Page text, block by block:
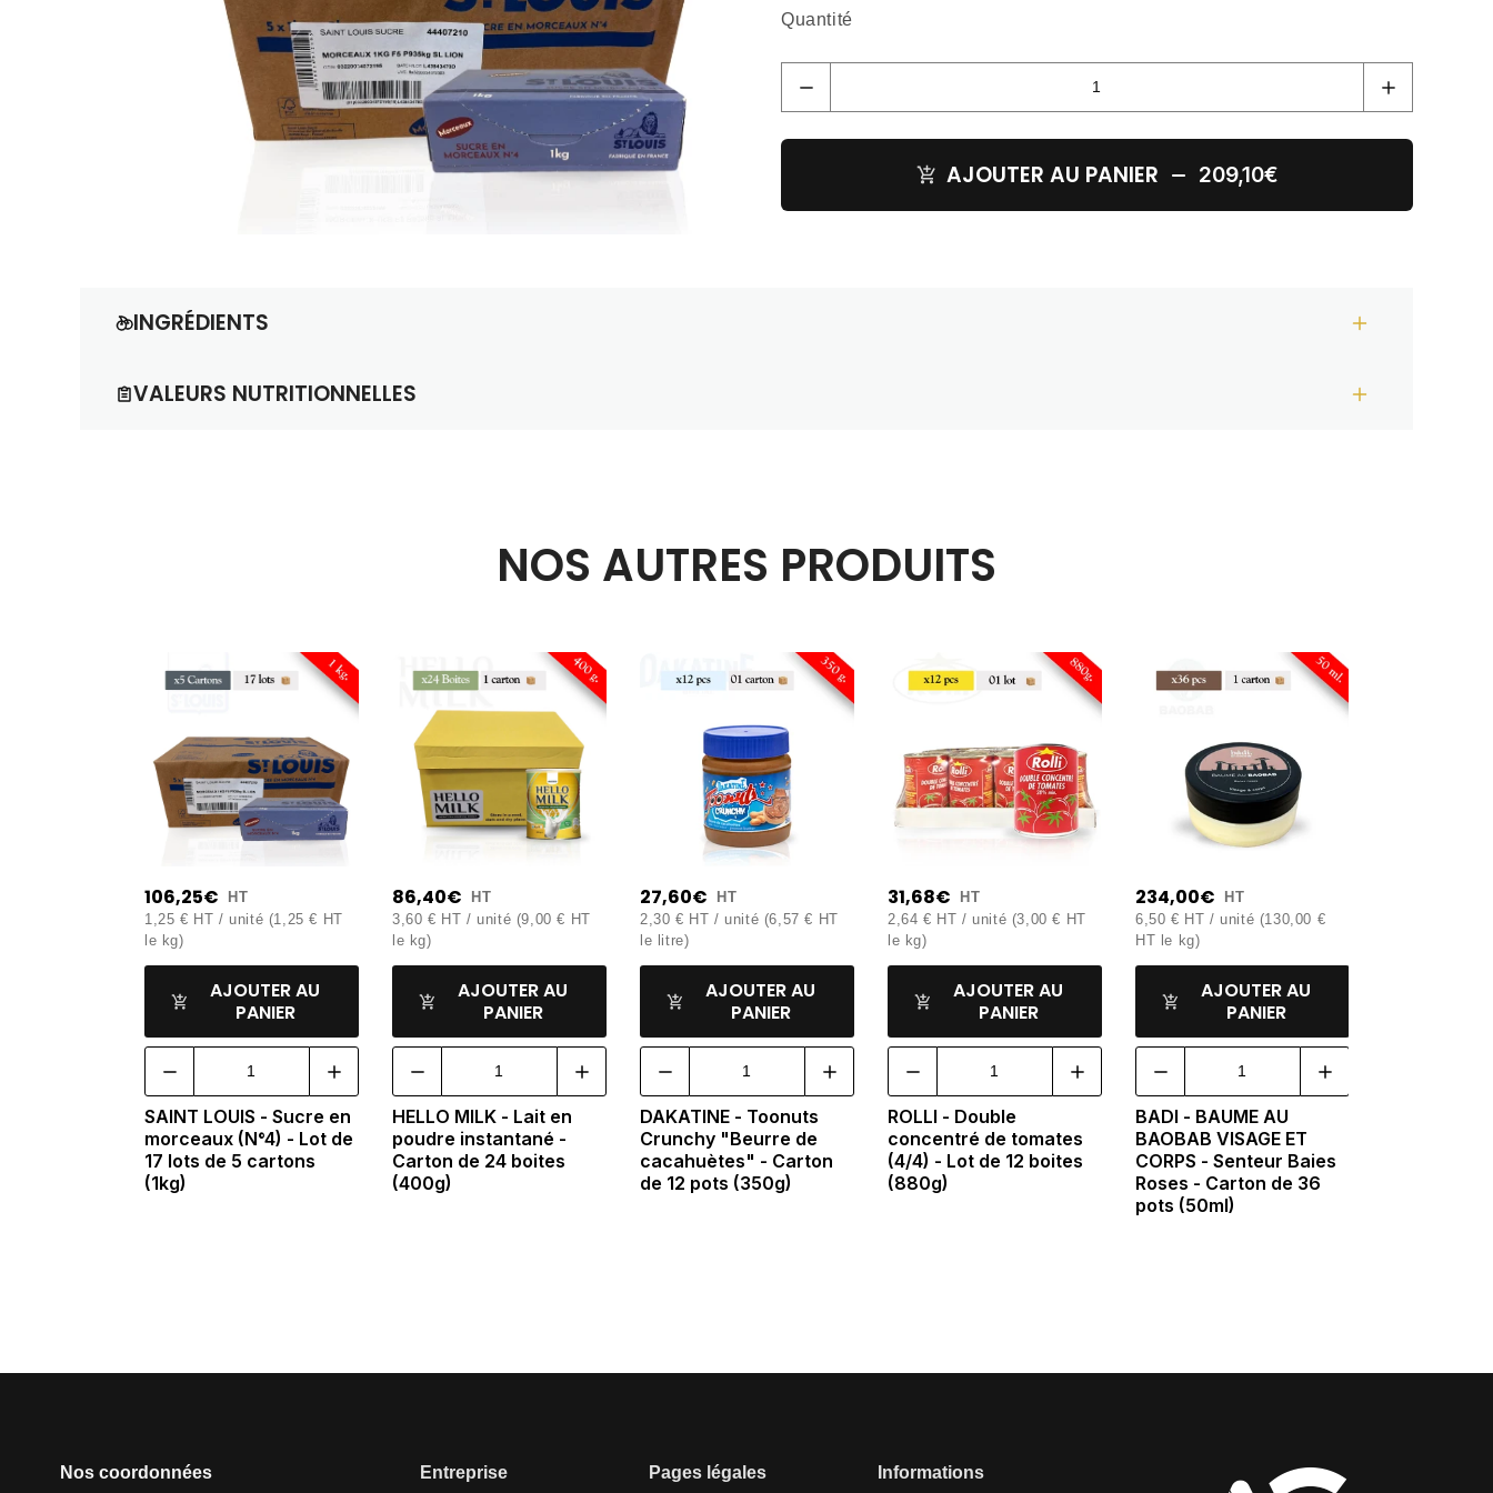
Quantité
AJOUTER AU PANIER 209,10€
INGRÉDIENTS
VALEURS NUTRITIONNELLES
NOS AUTRES PRODUITS
106,25€
HT
1,25 € HT / unité (1,25 € HT
le kg)
AJOUTER AU
PANIER
SAINT LOUIS - Sucre en
morceaux (N°4) - Lot de
17 lots de 5 cartons
(1kg)
86,40€
HT
3,60 € HT / unité (9,00 € HT
le kg)
AJOUTER AU
PANIER
HELLO MILK - Lait en
poudre instantané -
Carton de 24 boites
(400g)
27,60€
HT
2,30 € HT / unité (6,57 € HT
le litre)
AJOUTER AU
PANIER
DAKATINE - Toonuts
Crunchy "Beurre de
cacahuètes" - Carton
de 12 pots (350g)
31,68€
HT
2,64 € HT / unité (3,00 € HT
le kg)
AJOUTER AU
PANIER
ROLLI - Double
concentré de tomates
(4/4) - Lot de 12 boites
(880g)
234,00€
HT
6,50 € HT / unité (130,00 €
HT le kg)
AJOUTER AU
PANIER
BADI - BAUME AU
BAOBAB VISAGE ET
CORPS - Senteur Baies
Roses - Carton de 36
pots (50ml)
Nos coordonnées Entreprise Pages légales Informations